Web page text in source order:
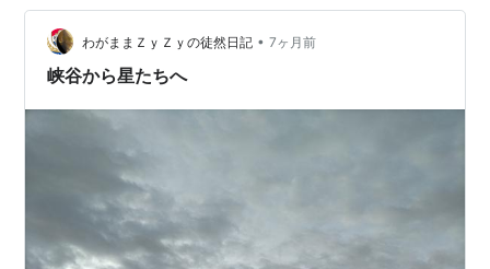
けど。 またカモメ。 昨日、昼過ぎからお散歩に出かけ、
またカモメに会って来た。家を出たらもの凄い風。最初
は向かい風の中を歩いたので、それだけ…
わがままＺｙＺｙの徒然日記 • 7ヶ月前
峡谷から星たちへ